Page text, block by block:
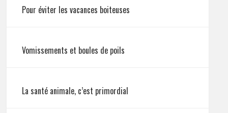
Pour éviter les vacances boiteuses
Vomissements et boules de poils
La santé animale, c’est primordial